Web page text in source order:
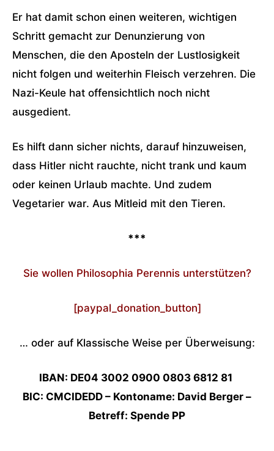
Er hat damit schon einen weiteren, wichtigen
Schritt gemacht zur Denunzierung von
Menschen, die den Aposteln der Lustlosigkeit
nicht folgen und weiterhin Fleisch verzehren. Die
Nazi-Keule hat offensichtlich noch nicht
ausgedient.
Es hilft dann sicher nichts, darauf hinzuweisen,
dass Hitler nicht rauchte, nicht trank und kaum
oder keinen Urlaub machte. Und zudem
Vegetarier war. Aus Mitleid mit den Tieren.
***
Sie wollen Philosophia Perennis unterstützen?
[paypal_donation_button]
… oder auf Klassische Weise per Überweisung:
IBAN: DE04 3002 0900 0803 6812 81
BIC: CMCIDEDD – Kontoname: David Berger –
Betreff: Spende PP